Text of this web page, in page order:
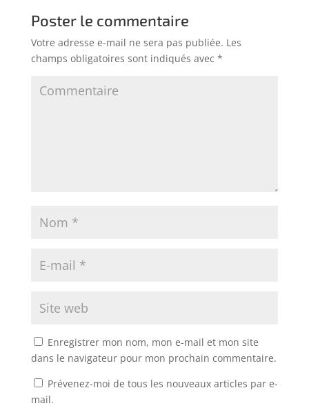
Poster le commentaire
Votre adresse e-mail ne sera pas publiée. Les
champs obligatoires sont indiqués avec *
Enregistrer mon nom, mon e-mail et mon site
dans le navigateur pour mon prochain commentaire.
Prévenez-moi de tous les nouveaux articles par e-
mail.